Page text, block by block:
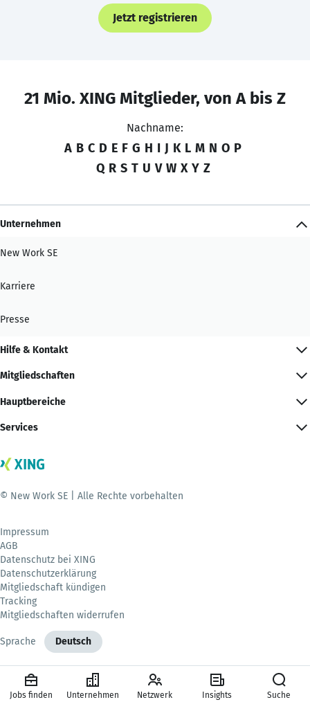
Jetzt registrieren
21 Mio. XING Mitglieder, von A bis Z
Nachname:
A B C D E F G H I J K L M N O P
Q R S T U V W X Y Z
Unternehmen
New Work SE
Karriere
Presse
Hilfe & Kontakt
Mitgliedschaften
Hauptbereiche
Services
© New Work SE | Alle Rechte vorbehalten
Impressum
AGB
Datenschutz bei XING
Datenschutzerklärung
Mitgliedschaft kündigen
Tracking
Mitgliedschaften widerrufen
Sprache Deutsch
Jobs finden Unternehmen Netzwerk Insights Suche